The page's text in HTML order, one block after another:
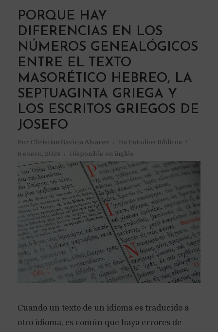
PORQUE HAY
DIFERENCIAS EN LOS
NÚMEROS GENEALÓGICOS
ENTRE EL TEXTO
MASORÉTICO HEBREO, LA
SEPTUAGINTA GRIEGA Y
LOS ESCRITOS GRIEGOS DE
JOSEFO
Por Christian Gaviria Alvarez En Estudios Bíblicos
6 enero, 2024
Disponible en inglés
Cuando un texto de un idioma es traducido a
otro idioma, es común que haya errores de